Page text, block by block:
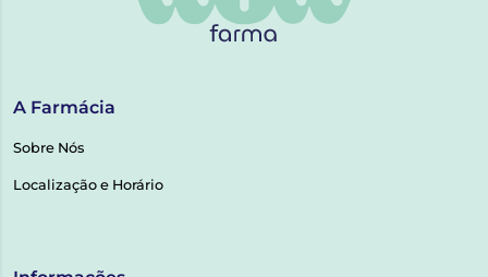
A Farmácia
Sobre Nós
Localização e Horário